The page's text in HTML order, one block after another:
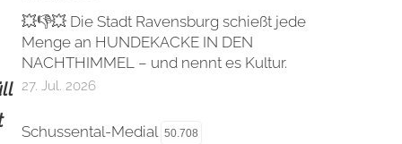
💥👎💥 Die Stadt Ravensburg schießt jede
Menge an HUNDEKACKE IN DEN
NACHTHIMMEL – und nennt es Kultur.
27. Jul. 2026
Schussental-Medial 50.708